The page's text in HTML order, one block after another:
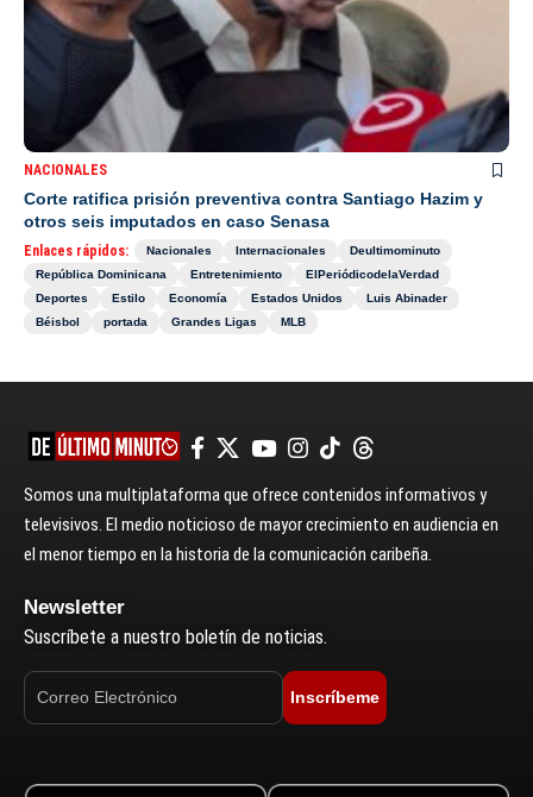
NACIONALES
Corte ratifica prisión preventiva contra Santiago Hazim y
otros seis imputados en caso Senasa
Enlaces rápidos: Nacionales Internacionales
Deultimominuto
República Dominicana
Entretenimiento
ElPeriódicodelaVerdad
Deportes
Estilo Economía Estados Unidos
Luis Abinader
Béisbol
portada Grandes Ligas MLB
Somos una multiplataforma que ofrece contenidos informativos y
televisivos. El medio noticioso de mayor crecimiento en audiencia en
el menor tiempo en la historia de la comunicación caribeña.
Newsletter
Suscríbete a nuestro boletín de noticias.
Inscríbeme